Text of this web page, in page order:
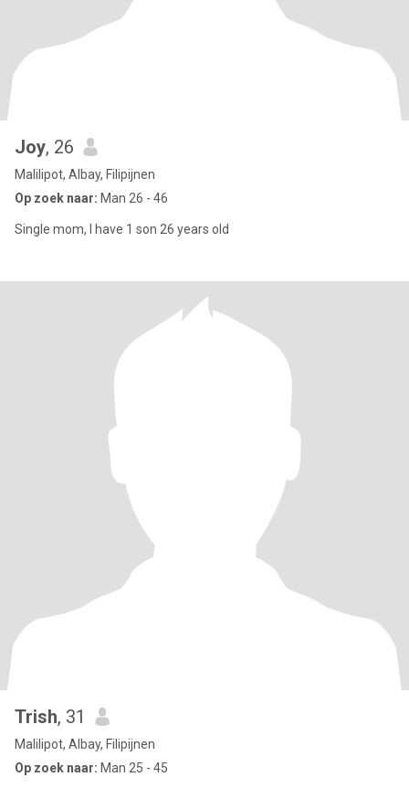
Joy, 26
Malilipot, Albay, Filipijnen
Op zoek naar: Man 26 - 46
Single mom, I have 1 son 26 years old
Trish, 31
Malilipot, Albay, Filipijnen
Op zoek naar: Man 25 - 45